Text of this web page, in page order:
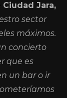
Ciudad Jara,
sector
máximos.
concierto
que es
un bar o ir